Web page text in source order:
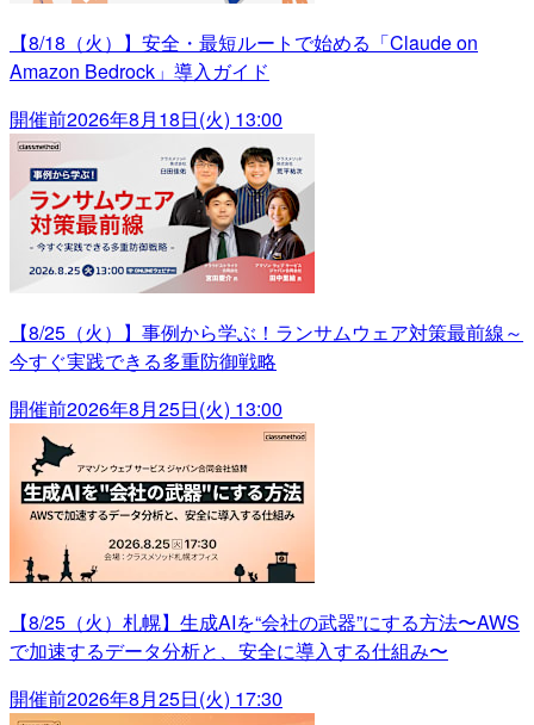
【8/18（火）】安全・最短ルートで始める「Claude on
Amazon Bedrock」導入ガイド
開催前2026年8月18日(火) 13:00
【8/25（火）】事例から学ぶ！ランサムウェア対策最前線～
今すぐ実践できる多重防御戦略
開催前2026年8月25日(火) 13:00
【8/25（火）札幌】生成AIを“会社の武器”にする方法〜AWS
で加速するデータ分析と、安全に導入する仕組み〜
開催前2026年8月25日(火) 17:30